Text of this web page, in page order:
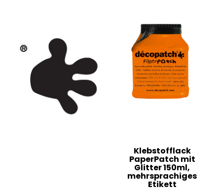
Klebstofflack
PaperPatch mit
Glitter 150ml,
mehrsprachiges
Etikett